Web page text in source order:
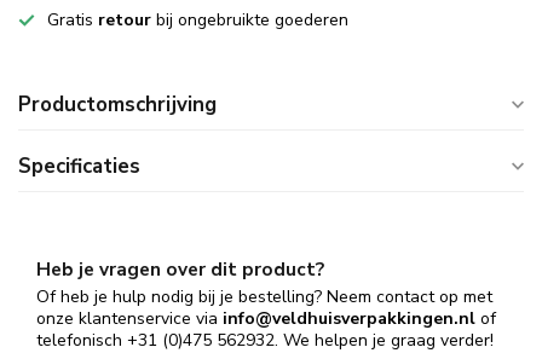
Gratis retour bij ongebruikte goederen
Productomschrijving
Specificaties
Heb je vragen over dit product?
Of heb je hulp nodig bij je bestelling? Neem contact op met
onze klantenservice via info@veldhuisverpakkingen.nl of
telefonisch +31 (0)475 562932. We helpen je graag verder!